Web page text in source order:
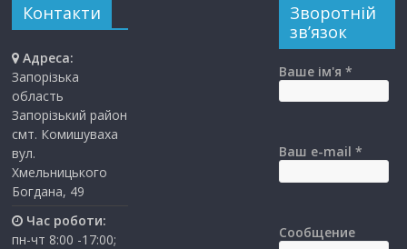
Контакти
Адреса:
Запорізька
область
Запорізький район
смт. Комишуваха
вул.
Хмельницького
Богдана, 49
Час роботи:
пн-чт 8:00 -17:00;
Зворотній
зв’язок
Ваше ім'я *
Ваш e-mail *
Сообщение